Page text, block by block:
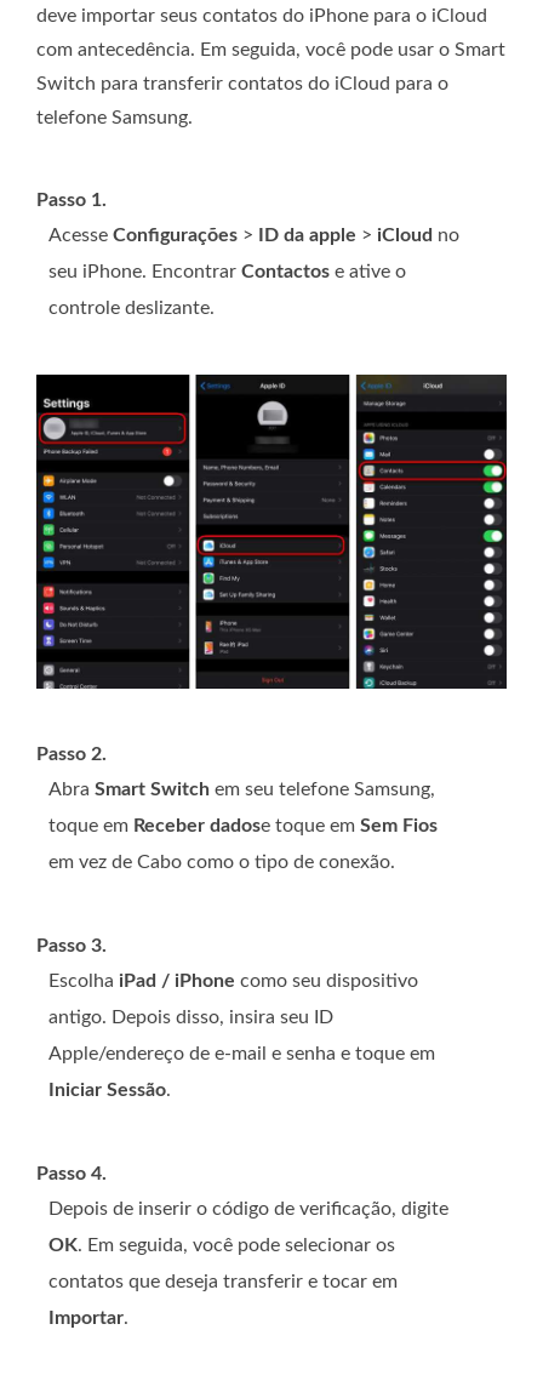
deve importar seus contatos do iPhone para o iCloud
com antecedência. Em seguida, você pode usar o Smart
Switch para transferir contatos do iCloud para o
telefone Samsung.
Passo 1.
Acesse Configurações > ID da apple > iCloud no
seu iPhone. Encontrar Contactos e ative o
controle deslizante.
Passo 2.
Abra Smart Switch em seu telefone Samsung,
toque em Receber dadose toque em Sem Fios
em vez de Cabo como o tipo de conexão.
Passo 3.
Escolha iPad / iPhone como seu dispositivo
antigo. Depois disso, insira seu ID
Apple/endereço de e-mail e senha e toque em
Iniciar Sessão.
Passo 4.
Depois de inserir o código de verificação, digite
OK. Em seguida, você pode selecionar os
contatos que deseja transferir e tocar em
Importar.